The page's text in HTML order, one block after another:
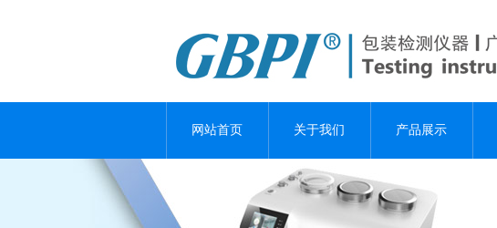
网站首页 关于我们 产品展示